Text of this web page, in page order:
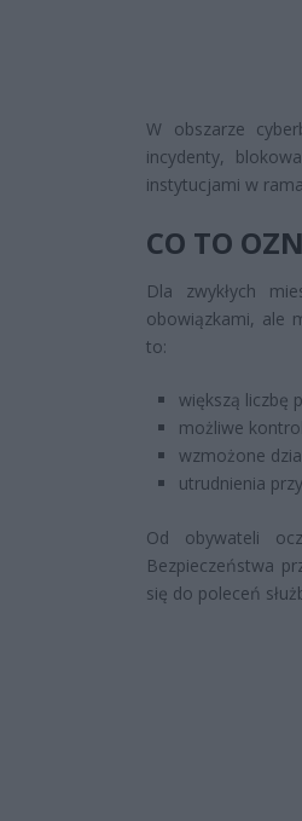
W obszarze
incydenty,
instytucjami w
CO TO
Dla zwykłych
obowiązkami, ale
to:
większą liczbę
możliwe
wzmożone
utrudnienia
Od obywateli
Bezpieczeństwa
się do poleceń